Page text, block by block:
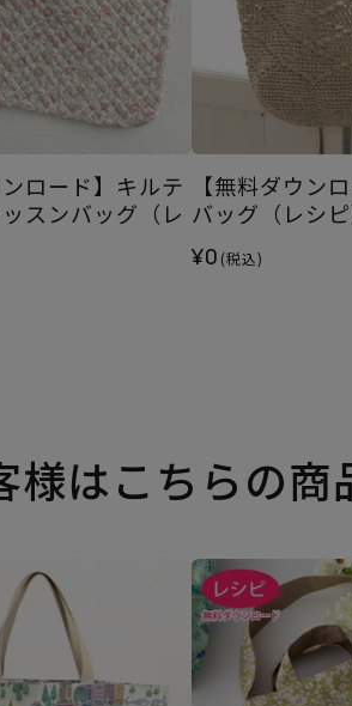
ンロード】キルテ
スンバッグ（レ
【無料ダウン
バッグ（レシピ
¥0 (税込)
様はこちらの商